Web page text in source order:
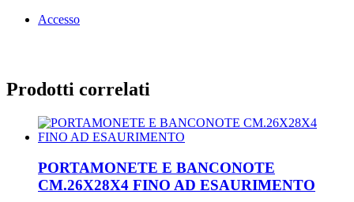
Accesso
Prodotti correlati
PORTAMONETE E BANCONOTE
CM.26X28X4 FINO AD ESAURIMENTO